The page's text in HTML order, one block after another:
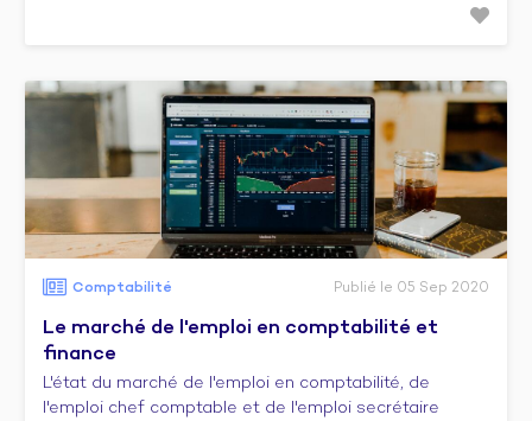
Comptabilité Publié le 05 Sep 2020
Le marché de l'emploi en comptabilité et
finance
L'état du marché de l'emploi en comptabilité, de
l'emploi chef comptable et de l'emploi secrétaire